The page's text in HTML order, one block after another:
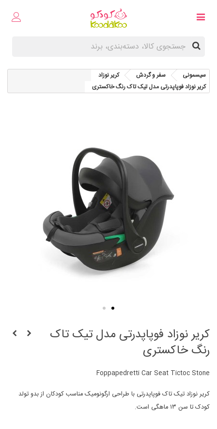
سیسمونی سفر و گردش
کریر نوزاد
کریر نوزاد فوپاپدرتی مدل تیک تاک رنگ خاکستری
کریر نوزاد فوپاپدرتی مدل تیک تاک
رنگ خاکستری
Foppapedretti Car Seat Tictoc Stone
کریر نوزاد تیک تاک فوپاپدرتی با طراحی ارگونومیک مناسب کودکان از بدو تولد
کودک تا سن ۱۳ ماهگی است.